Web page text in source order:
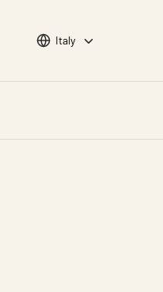
Choose languge
Italy